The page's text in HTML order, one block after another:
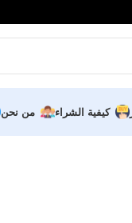
كيفية الشراء من نحن